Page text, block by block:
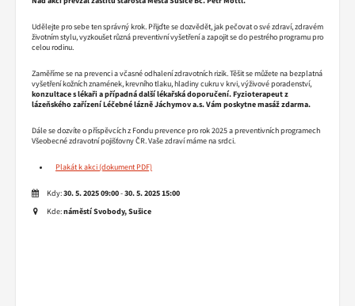
Udělejte pro sebe ten správný krok. Přijďte se dozvědět, jak pečovat o své zdraví, zdravém
životním stylu, vyzkoušet různá preventivní vyšetření a zapojit se do pestrého programu pro
celou rodinu.
Zaměříme se na prevenci a včasné odhalení zdravotních rizik. Těšit se můžete na bezplatná
vyšetření kožních znamének, krevního tlaku, hladiny cukru v krvi, výživové poradenství,
konzultace s lékaři a případná další lékařská doporučení. Fyzioterapeut z
lázeňského zařízení Léčebné lázně Jáchymov a.s. Vám poskytne masáž zdarma.
Dále se dozvíte o příspěvcích z Fondu prevence pro rok 2025 a preventivních programech
Všeobecné zdravotní pojišťovny ČR. Vaše zdraví máme na srdci.
Plakát k akci
Kdy:30. 5. 2025 09:00-30. 5. 2025 15:00
Kde:náměstí Svobody, Sušice